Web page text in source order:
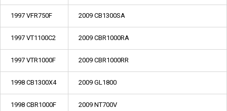
1997 VFR750F 2009 CB1300SA
1997 VT1100C2 2009 CBR1000RA
1997 VTR1000F 2009 CBR1000RR
1998 CB1300X4 2009 GL1800
1998 CBR1000F 2009 NT700V